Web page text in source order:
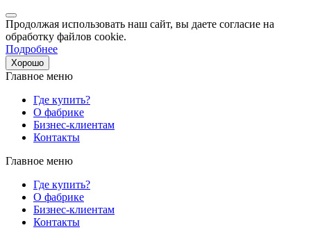
Продолжая использовать наш сайт, вы даете согласие на
обработку файлов cookie.
Подробнее
Хорошо
Главное меню
Где купить?
О фабрике
Бизнес-клиентам
Контакты
Главное меню
Где купить?
О фабрике
Бизнес-клиентам
Контакты